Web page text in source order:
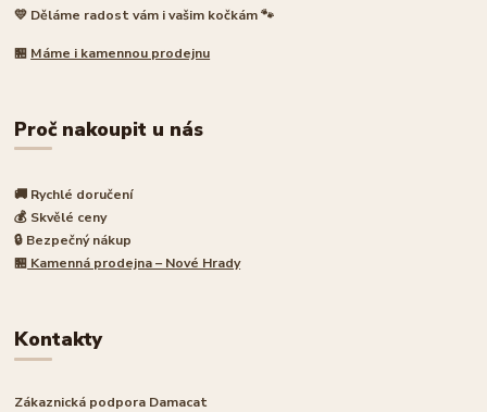
💛 Děláme radost vám i vašim kočkám 🐾
🏪 Máme i kamennou prodejnu
Proč nakoupit u nás
🚚 Rychlé doručení
💰 Skvělé ceny
🔒 Bezpečný nákup
🏪 Kamenná prodejna – Nové Hrady
Kontakty
Zákaznická podpora Damacat